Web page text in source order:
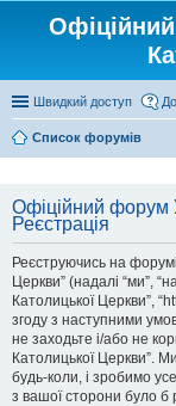
Швидкий доступ
Список форумів
Офіційний форум
Реєстрація
Реєструючись на
Церкви” (надалі “ми”,
Католицької Церкви”,
згоду з наступними
не заходьте і/або не
Католицької Церкви”.
будь-коли, і зробимо
з вашої сторони було б